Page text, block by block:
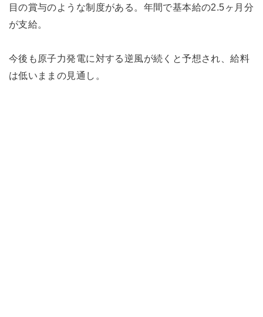
目の賞与のような制度がある。年間で基本給の2.5ヶ月分
が支給。
今後も原子力発電に対する逆風が続くと予想され、給料
は低いままの見通し。